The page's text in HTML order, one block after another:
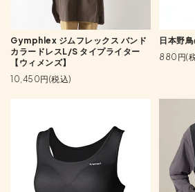
Gymphlex ジムフレックス バンド
カラードレスL/S タイプライター
【ウィメンズ】
10,450円(税込)
日本野
880円(